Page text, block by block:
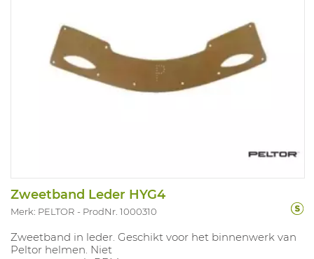
Zweetband Leder HYG4
Merk: PELTOR ProdNr. 1000310
Zweetband in leder. Geschikt voor het binnenwerk van
Peltor helmen. Niet